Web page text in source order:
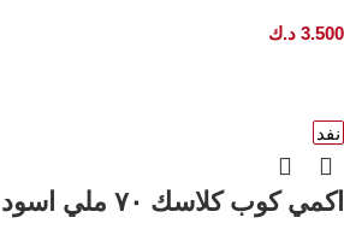
3.500 د.ك
نفد
اكمي كوب كلاسك ٧٠ ملي اسود